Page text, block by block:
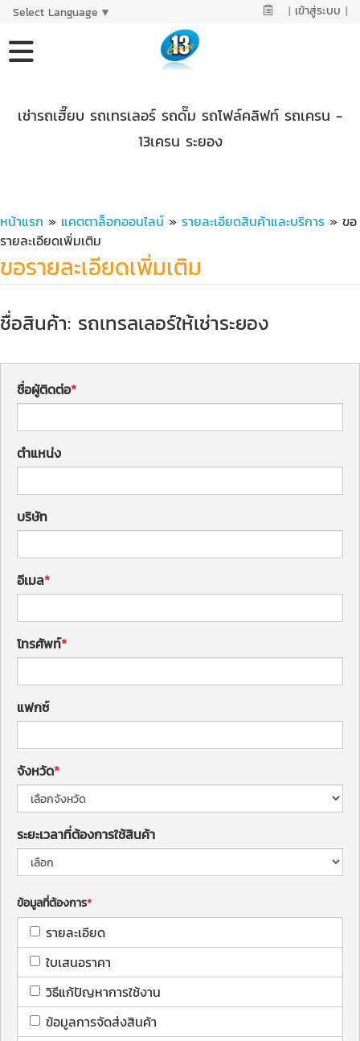
Select Language ▼ | เข้าสู่ระบบ |
เช่ารถเฮี๊ยบ รถเทรเลอร์ รถดั๊ม รถโฟล์คลิฟท์ รถเครน -
13เครน ระยอง
หน้าแรก » แคตตาล็อกออนไลน์ » รายละเอียดสินค้าและบริการ » ขอ
รายละเอียดเพิ่มเติม
ขอรายละเอียดเพิ่มเติม
ชื่อสินค้า: รถเทรลเลอร์ให้เช่าระยอง
ชื่อผู้ติดต่อ
ตำแหน่ง
บริษัท
อีเมล
โทรศัพท์
แฟกซ์
จังหวัด
ระยะเวลาที่ต้องการใช้สินค้า
ข้อมูลที่ต้องการ
รายละเอียด
ใบเสนอราคา
วิธีแก้ปัญหาการใช้งาน
ข้อมูลการจัดส่งสินค้า